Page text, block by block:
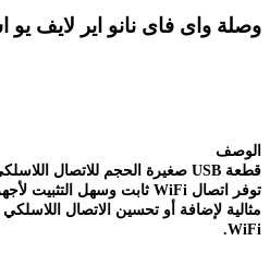
وصلة واى فاى نانو اير لايف
الوصف
قطعة USB صغيرة الحجم للاتصال اللاسلكي،
توفر اتصال WiFi ثابت وسهل التثبيت لأجهزة الكمبيوتر والمكاتب.
مثالية لإضافة أو تحسين الاتصال
WiFi.